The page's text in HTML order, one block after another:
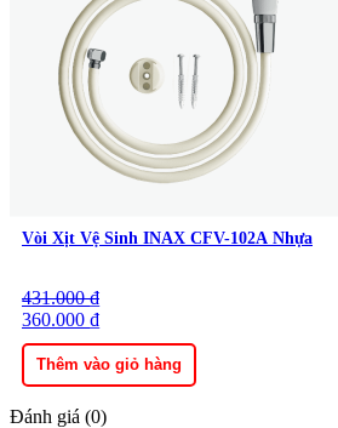
Vòi Xịt Vệ Sinh INAX CFV-102A Nhựa
431.000₫
Giá
gốc
là:
431.000 ₫.
360.000 ₫
Giá
hiện
tại
là:
360.000 ₫.
Thêm vào giỏ hàng
Đánh giá (0)